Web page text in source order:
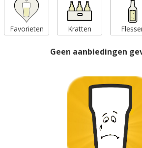
Favorieten Kratten
Geen aanbiedingen